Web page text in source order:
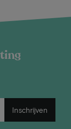
Inschrijven